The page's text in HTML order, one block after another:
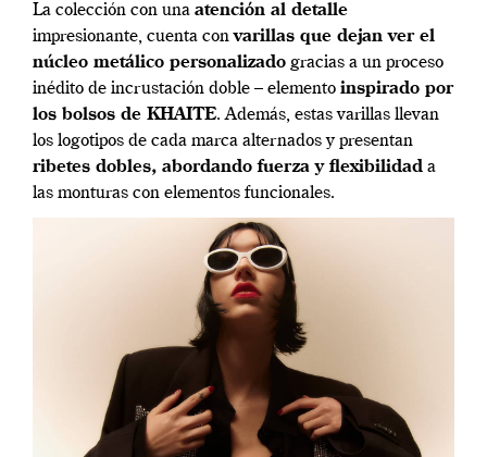
La colección con una atención al detalle
impresionante, cuenta convarillas que dejan ver el
núcleo metálico personalizado gracias a un proceso
inédito de incrustación doble – elemento inspirado por
los bolsos de KHAITE. Además, estas varillas llevan
los logotipos de cada marca alternados y presentan
ribetes dobles, abordando fuerza y flexibilidad a
las monturas con elementos funcionales.